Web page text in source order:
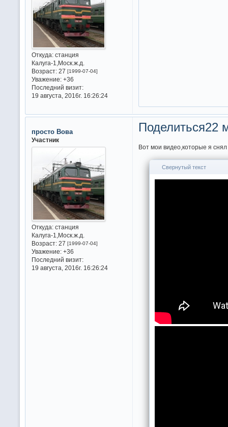
Откуда:станция
Калуга-1,Моск.ж.д.
Возраст:27 [1999-07-04]
Уважение: +36
Последний визит:
19 августа, 2016г. 16:26:24
Поделиться22
просто Вова
Участник
Откуда:станция
Калуга-1,Моск.ж.д.
Возраст:27 [1999-07-04]
Уважение: +36
Последний визит:
19 августа, 2016г. 16:26:24
Вот мои видео,которые я
Свернутый текст